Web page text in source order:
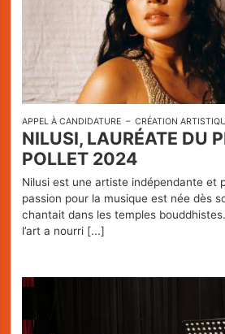
APPEL À CANDIDATURE CRÉATION
NILUSI, LAURÉATE DU
POLLET 2024
Nilusi est une artiste indépendante et
passion pour la musique est née dès
chantait dans les temples
l’art a nourri [...]